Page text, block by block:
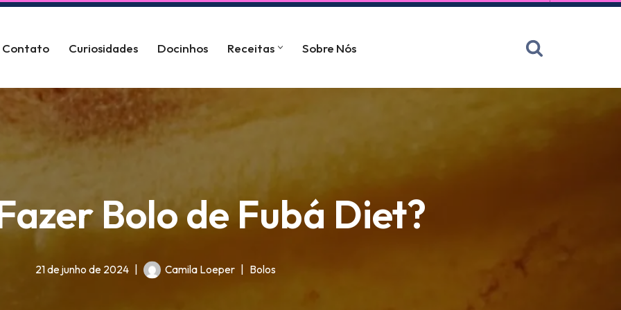
Contato Curiosidades Docinhos Receitas Sobre Nós
Bolo de Fubá Diet?
21 de junho de 2024 Camila Loeper Bolos